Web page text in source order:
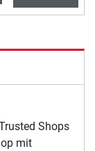
Shops
mit